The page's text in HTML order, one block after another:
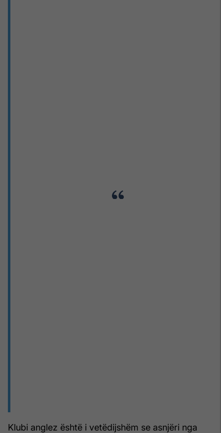
Klubi anglez është i vetëdijshëm se asnjëri nga